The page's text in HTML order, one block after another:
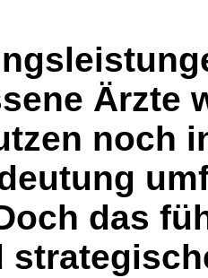
Ärzte
noch
das